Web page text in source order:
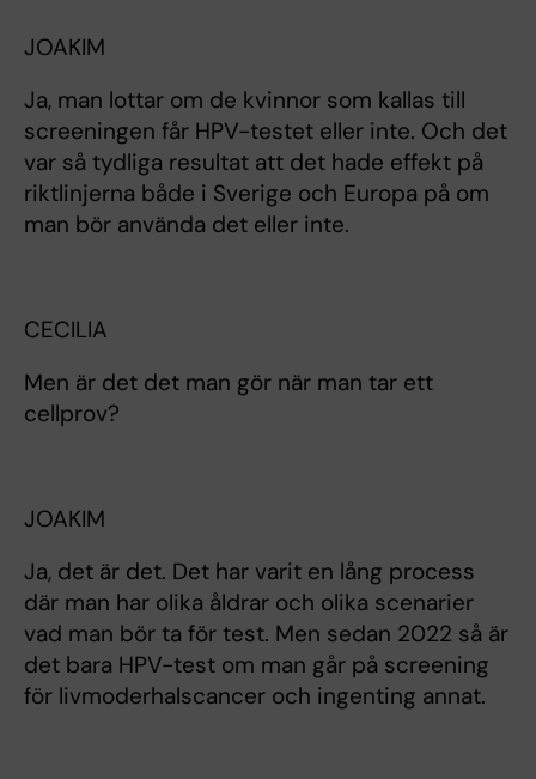
JOAKIM
Ja, man lottar om de kvinnor som kallas till
screeningen får HPV-testet eller inte. Och det
var så tydliga resultat att det hade effekt på
riktlinjerna både i Sverige och Europa på om
man bör använda det eller inte.
CECILIA
Men är det det man gör när man tar ett
cellprov?
JOAKIM
Ja, det är det. Det har varit en lång process
där man har olika åldrar och olika scenarier
vad man bör ta för test. Men sedan 2022 så är
det bara HPV-test om man går på screening
för livmoderhalscancer och ingenting annat.